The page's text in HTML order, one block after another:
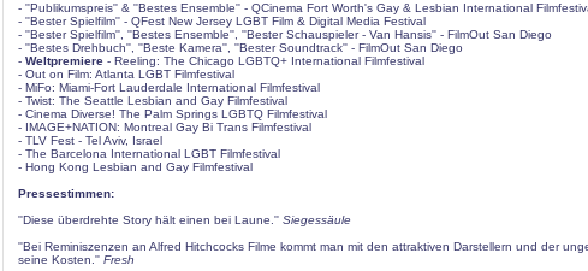
- ''Publikumspreis'' & ''Bestes Ensemble'' - QCinema Fort Worth's Gay & Lesbian International
- ''Bester Spielfilm'' - QFest New Jersey LGBT Film & Digital Media Festival
- ''Bester Spielfilm'', ''Bestes Ensemble'', ''Bester Schauspieler - Van Hansis'' - FilmOut San Diego
- ''Bestes Drehbuch'', ''Beste Kamera'', ''Bester Soundtrack'' - FilmOut San Diego
- Weltpremiere - Reeling: The Chicago LGBTQ+ International Filmfestival
- Out on Film: Atlanta LGBT Filmfestival
- MiFo: Miami-Fort Lauderdale International Filmfestival
- Twist: The Seattle Lesbian and Gay Filmfestival
- Cinema Diverse! The Palm Springs LGBTQ Filmfestival
- IMAGE+NATION: Montreal Gay Bi Trans Filmfestival
- TLV Fest - Tel Aviv, Israel
- The Barcelona International LGBT Filmfestival
- Hong Kong Lesbian and Gay Filmfestival
Pressestimmen:
''Diese überdrehte Story hält einen bei Laune.'' Siegessäule
''Bei Reminiszenzen an Alfred Hitchcocks Filme kommt man mit den attraktiven Darstellern und der
seine Kosten.'' Fresh